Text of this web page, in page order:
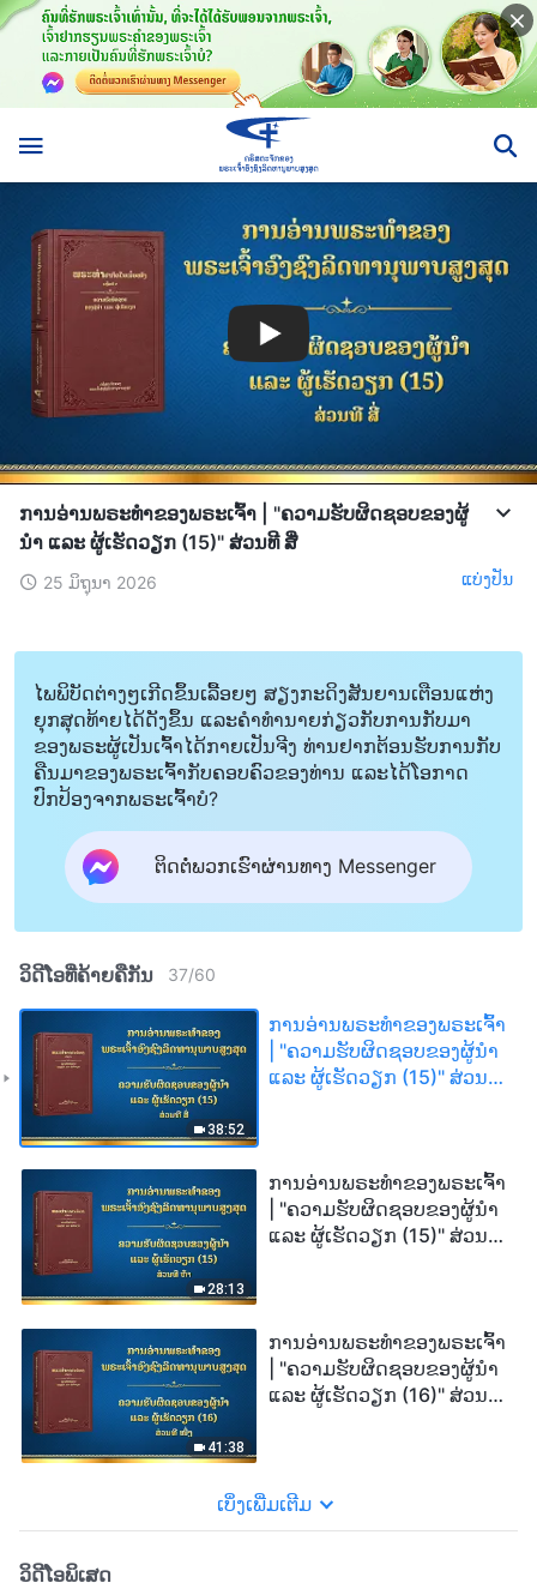
ການອ່ານພຣະທຳຂອງພຣະເຈົ້າ | "ຄວາມຮັບຜິດຊອບຂອງຜູ້
ນໍາ ແລະ ຜູ້ເຮັດວຽກ (15)" ສ່ວນທີ ສີ່
25 ມິຖຸນາ 2026 ແບ່ງປັນ
ໄພພິບັດຕ່າງໆເກີດຂຶ້ນເລື້ອຍໆ ສຽງກະດິງສັນຍານເຕືອນແຫ່ງ
ຍຸກສຸດທ້າຍໄດ້ດັງຂຶ້ນ ແລະຄໍາທໍານາຍກ່ຽວກັບການກັບມາ
ຂອງພຣະຜູ້ເປັນເຈົ້າໄດ້ກາຍເປັນຈີງ ທ່ານຢາກຕ້ອນຮັບການກັບ
ຄືນມາຂອງພຣະເຈົ້າກັບຄອບຄົວຂອງທ່ານ ແລະໄດ້ໂອກາດ
ປົກປ້ອງຈາກພຣະເຈົ້າບໍ?
ຕິດຕໍ່ພວກເຮົາຜ່ານທາງ Messenger
ວິດີໂອທີ່ຄ້າຍຄືກັນ 37/60
38:52
ການອ່ານພຣະທຳຂອງພຣະເຈົ້າ
| "ຄວາມຮັບຜິດຊອບຂອງຜູ້ນໍາ
ແລະ ຜູ້ເຮັດວຽກ (15)" ສ່ວນທີ
28:13
ການອ່ານພຣະທຳຂອງພຣະເຈົ້າ
| "ຄວາມຮັບຜິດຊອບຂອງຜູ້ນໍາ
ແລະ ຜູ້ເຮັດວຽກ (15)" ສ່ວນທີ
41:38
ການອ່ານພຣະທຳຂອງພຣະເຈົ້າ
| "ຄວາມຮັບຜິດຊອບຂອງຜູ້ນໍາ
ແລະ ຜູ້ເຮັດວຽກ (16)" ສ່ວນທີ
ເບິ່ງເພີ່ມເຕີມ
ວິດີໂອພິເສດ